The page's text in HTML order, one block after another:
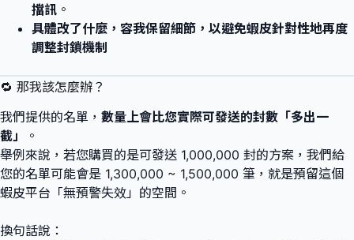
擋訊 。
具體改了什麼，容我保留細節，以避免蝦皮針對性地再度
調整封鎖機制
🔁 那我該怎麼辦？
我們提供的名單， 數量上會比您實際可發送的封數「多出一
截」
。
舉例來說，若您購買的是可發送 1,000,000 封的方案，我們給
您的名單可能會是 1,300,000 ~ 1,500,000 筆，就是預留這個
蝦皮平台「無預警失效」的空間。
換句話說：